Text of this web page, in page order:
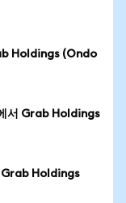
Holdings (Ondo
서 Grab Holdings
Holdings